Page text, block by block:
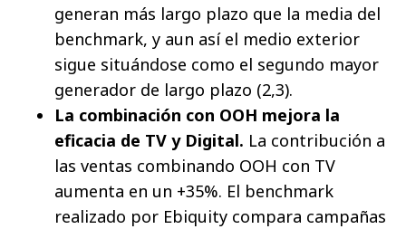
generan más largo plazo que la media del
benchmark, y aun así el medio exterior
sigue situándose como el segundo mayor
generador de largo plazo (2,3).
La combinación con OOH mejora la
eficacia de TV y Digital. La contribución a
las ventas combinando OOH con TV
aumenta en un +35%. El benchmark
realizado por Ebiquity compara campañas